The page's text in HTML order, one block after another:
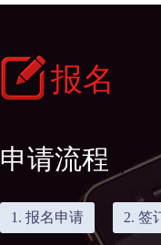
报名
申请流程
1. 报名申请 2. 签